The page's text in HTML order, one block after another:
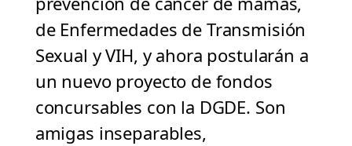
de Enfermedades de Transmisión
Sexual y VIH, y ahora postularán a
un nuevo proyecto de fondos
concursables con la DGDE. Son
amigas inseparables,